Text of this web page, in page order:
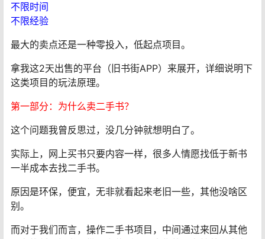
不限时间
不限经验
最大的卖点还是一种零投入，低起点项目。
拿我这2天出售的平台（旧书街APP）来展开，详细说明下
这类项目的玩法原理。
第一部分：为什么卖二手书？
这个问题我曾反思过，没几分钟就想明白了。
实际上，网上买书只要内容一样，很多人情愿找低于新书
一半成本去找二手书。
原因是环保，便宜，无非就看起来老旧一些，其他没啥区
别。
而对于我们而言，操作二手书项目，中间通过来回从其他